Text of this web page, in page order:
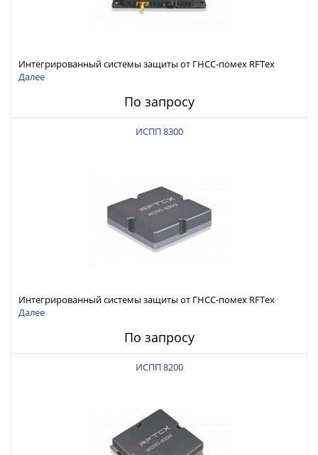
Интегрированный системы защиты от ГНСС-помех RFТех
ИСПП 8400
Далее
По запросу
ИСПП 8300
Интегрированный системы защиты от ГНСС-помех RFТех
ИСПП 8300
Далее
По запросу
ИСПП 8200